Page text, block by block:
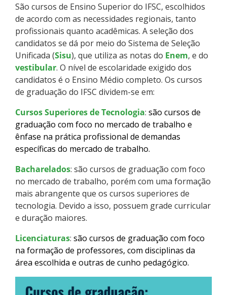
Educação de Jovens e Adultos
Transferências e retornos
PartiuIF
Parcerias
Processo de Inscrição
Resultados
Como posso estudar no IFSC?
Calendário de inscrições
Processos Seletivos
Cotas
São cursos de Ensino Superior do IFSC, escolhidos
de acordo com as necessidades regionais, tanto
profissionais quanto acadêmicas. A seleção dos
candidatos se dá por meio do Sistema de Seleção
Unificada (Sisu), que utiliza as notas do Enem, e do
vestibular. O nível de escolaridade exigido dos
candidatos é o Ensino Médio completo. Os cursos
de graduação do IFSC dividem-se em:
Cursos Superiores de Tecnologia: são cursos de
graduação com foco no mercado de trabalho e
ênfase na prática profissional de demandas
específicas do mercado de trabalho.
Bacharelados: são cursos de graduação com foco
no mercado de trabalho, porém com uma formação
mais abrangente que os cursos superiores de
tecnologia. Devido a isso, possuem grade curricular
e duração maiores.
Licenciaturas: são cursos de graduação com foco
na formação de professores, com disciplinas da
área escolhida e outras de cunho pedagógico.